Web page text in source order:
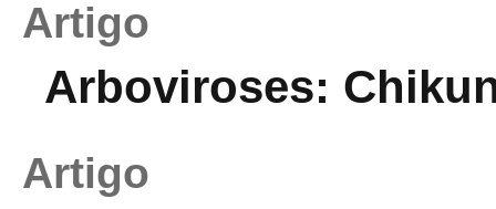
Artigo
Arboviroses:
Artigo